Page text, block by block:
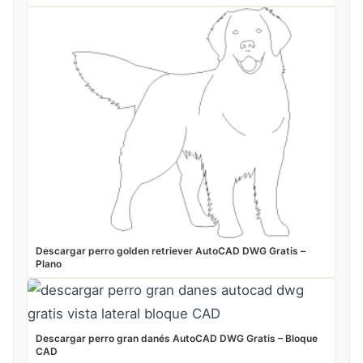
Descargar perro golden retriever AutoCAD DWG Gratis –
Plano
Descargar perro gran danés AutoCAD DWG Gratis – Bloque
CAD